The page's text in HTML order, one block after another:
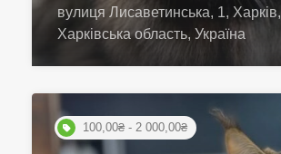
вулиця Лисаветинська, 1, Харків,
Харківська область, Україна
100,00₴ - 2 000,00₴